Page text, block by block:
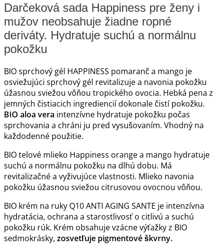
Darčeková sada Happiness pre ženy i
mužov neobsahuje žiadne ropné
deriváty. Hydratuje suchú a normálnu
pokožku
BIO sprchový gél HAPPINESS pomaranč a mango je
osviežujúci sprchový gél revitalizuje a navonia pokožku
úžasnou sviežou vôňou tropického ovocia. Hebká pena z
jemných čistiacich ingrediencií dokonale čistí pokožku.
BIO aloa vera intenzívne hydratuje pokožku počas
sprchovania a chráni ju pred vysušovaním. Vhodný na
každodenné použitie.
BIO telové mlieko Happiness orange a mango hydratuje
suchú a normálnu pokožku na dlhú dobu. Má
revitalizačné a vyživujúce vlastnosti. Mlieko navonia
pokožku úžasnou sviežou citrusovou ovocnou vôňou.
BIO krém na ruky Q10 ANTI AGING SANTE je intenzívna
hydratácia, ochrana a starostlivosť o citlivú a suchú
pokožku rúk. Krém obsahuje vzácne výťažky z BIO
sedmokrásky, zosvetľuje pigmentové škvrny.